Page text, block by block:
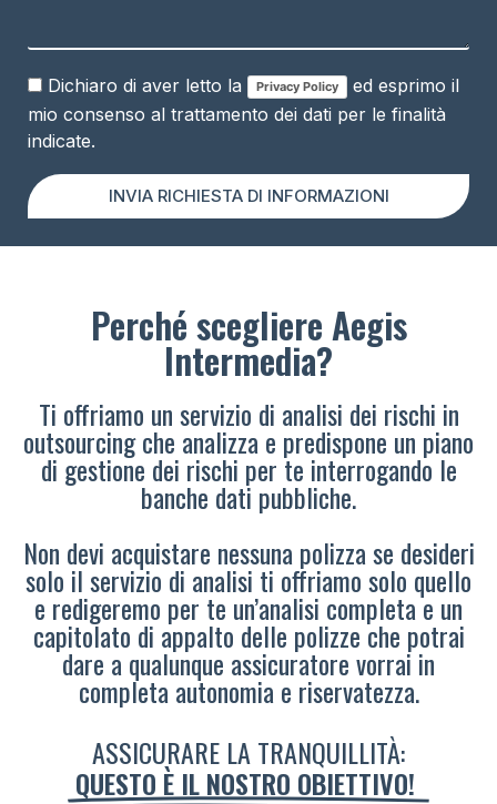
Dichiaro di aver letto la Privacy Policy
ed esprimo il
mio consenso al trattamento dei dati per le finalità
indicate.
INVIA RICHIESTA DI INFORMAZIONI
Perché scegliere Aegis
Intermedia?
Ti offriamo un servizio di analisi dei rischi in
outsourcing che analizza e predispone un piano
di gestione dei rischi per te interrogando le
banche dati pubbliche.
Non devi acquistare nessuna polizza se desideri
solo il servizio di analisi ti offriamo solo quello
e redigeremo per te un’analisi completa e un
capitolato di appalto delle polizze che potrai
dare a qualunque assicuratore vorrai in
completa autonomia e riservatezza.
ASSICURARE LA TRANQUILLITÀ:
QUESTO È IL NOSTRO OBIETTIVO!